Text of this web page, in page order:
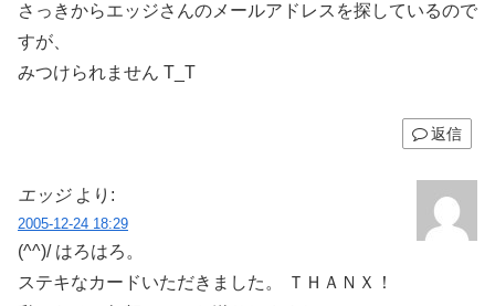
さっきからエッジさんのメールアドレスを探しているので
すが、
みつけられません T_T
返信
エッジ より:
2005-12-24 18:29
(^^)/ はろはろ。
ステキなカードいただきました。 ＴＨＡＮＸ！